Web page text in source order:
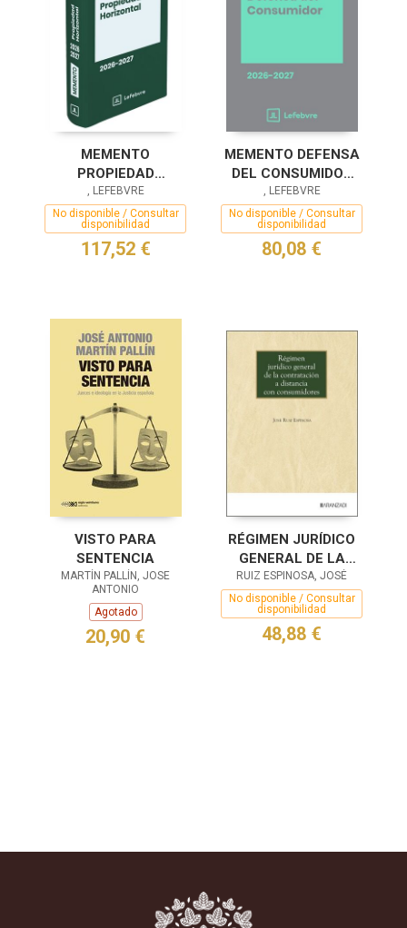
MEMENTO
PROPIEDAD
HORIZONTAL 2026-
2027
, LEFEBVRE
No disponible / Consultar
disponibilidad
117,52 €
MEMENTO DEFENSA
DEL CONSUMIDOR
2026-2027
, LEFEBVRE
No disponible / Consultar
disponibilidad
80,08 €
VISTO PARA
SENTENCIA
MARTÍN PALLÍN, JOSE
ANTONIO
Agotado
20,90 €
RÉGIMEN JURÍDICO
GENERAL DE LA
CONTRATACIÓN A
DISTANCIA CON
CONSUMIDORES
RUIZ ESPINOSA, JOSÉ
No disponible / Consultar
disponibilidad
48,88 €